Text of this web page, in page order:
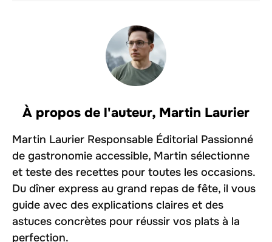
À propos de l'auteur, Martin Laurier
Martin Laurier Responsable Éditorial Passionné
de gastronomie accessible, Martin sélectionne
et teste des recettes pour toutes les occasions.
Du dîner express au grand repas de fête, il vous
guide avec des explications claires et des
astuces concrètes pour réussir vos plats à la
perfection.